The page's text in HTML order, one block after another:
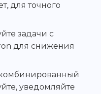
для точного
задачи с
для снижения
уведомляйте